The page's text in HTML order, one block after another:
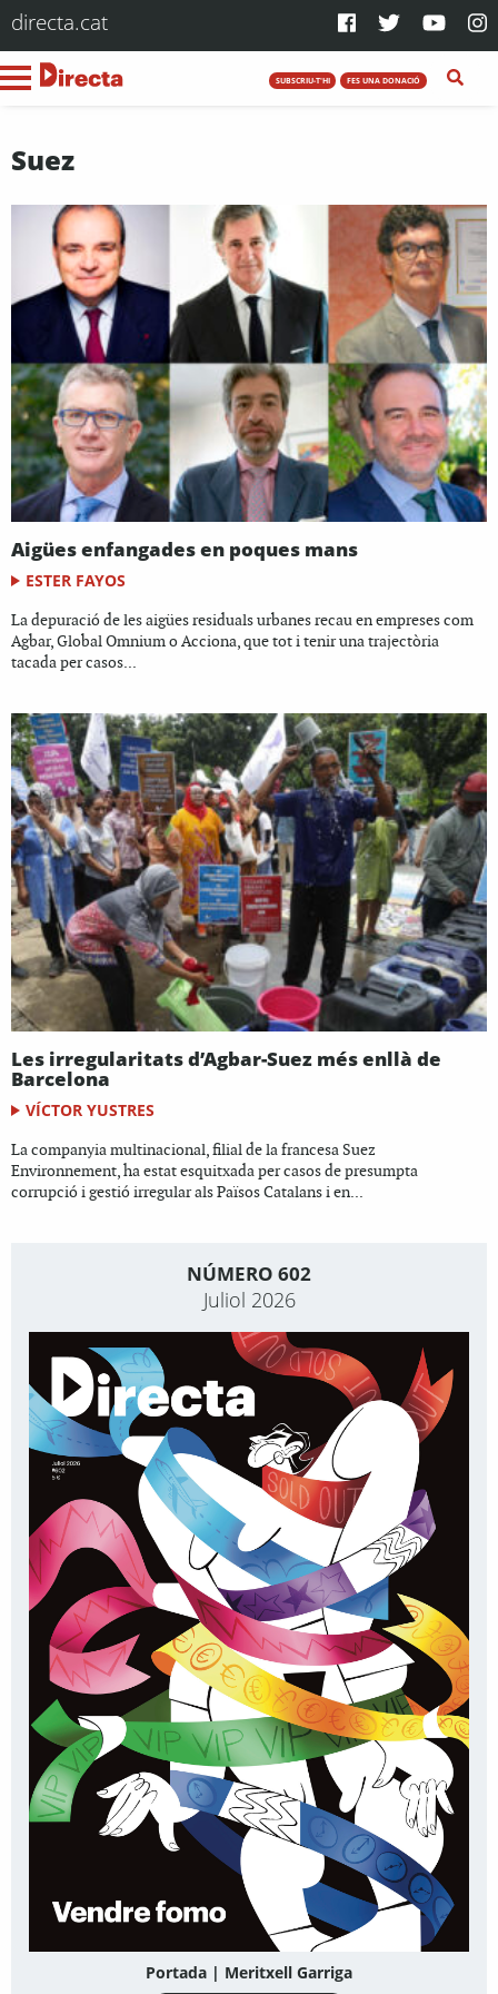
directa.cat
SUBSCRIU-T'HI FES UNA DONACIÓ
Suez
Aigües enfangades en poques mans
ESTER FAYOS
La depuració de les aigües residuals urbanes recau en empreses com
Agbar, Global Omnium o Acciona, que tot i tenir una trajectòria
tacada per casos...
Les irregularitats d’Agbar-Suez més enllà de
Barcelona
VÍCTOR YUSTRES
La companyia multinacional, filial de la francesa Suez
Environnement, ha estat esquitxada per casos de presumpta
corrupció i gestió irregular als Països Catalans i en...
NÚMERO 602
Juliol 2026
Portada | Meritxell Garriga